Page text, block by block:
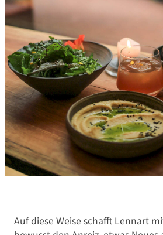
Auf diese Weise schafft Lennart